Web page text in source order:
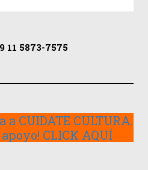
11 5873-7575
CUIDATE CULTURA.
CLICK AQUÍ